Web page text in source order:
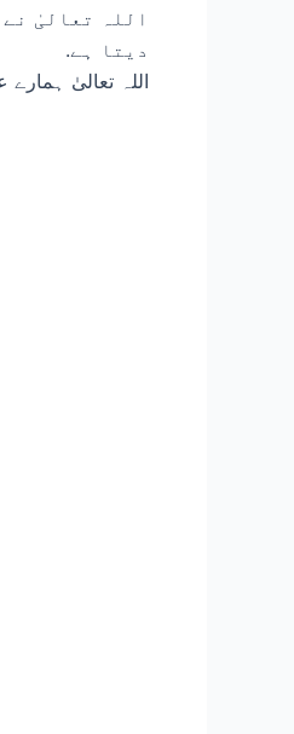
اللہ تعالیٰ
دیتا ہے.
اللہ تعالیٰ